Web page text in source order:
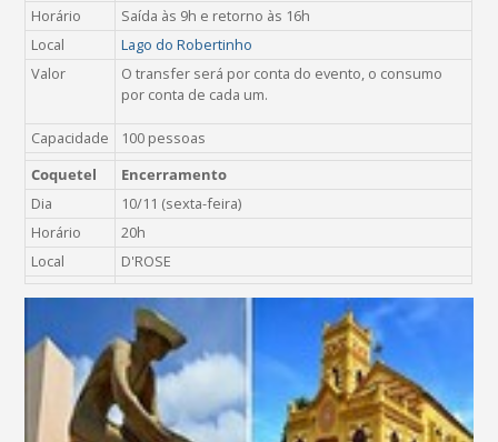
Horário
Saída às 9h e retorno às 16h
Local
Lago do Robertinho
Valor
O transfer será por conta do evento, o consumo
por conta de cada um.
Capacidade
100 pessoas
Coquetel
Encerramento
Dia
10/11 (sexta-feira)
Horário
20h
Local
D'ROSE